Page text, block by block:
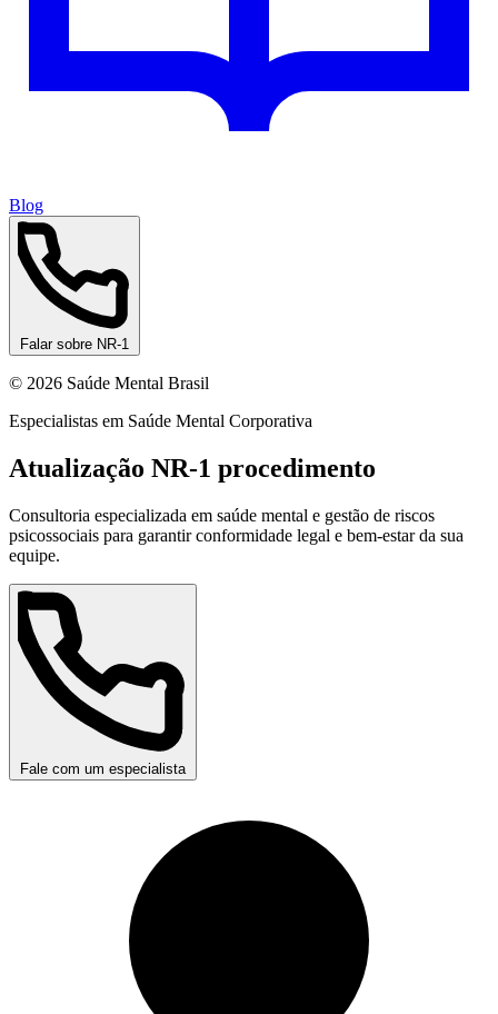
Blog
Falar sobre NR-1
© 2026 Saúde Mental Brasil
Especialistas em Saúde Mental Corporativa
Atualização NR-1 procedimento
Consultoria especializada em saúde mental e gestão de riscos
psicossociais para garantir conformidade legal e bem-estar da sua
equipe.
Fale com um especialista